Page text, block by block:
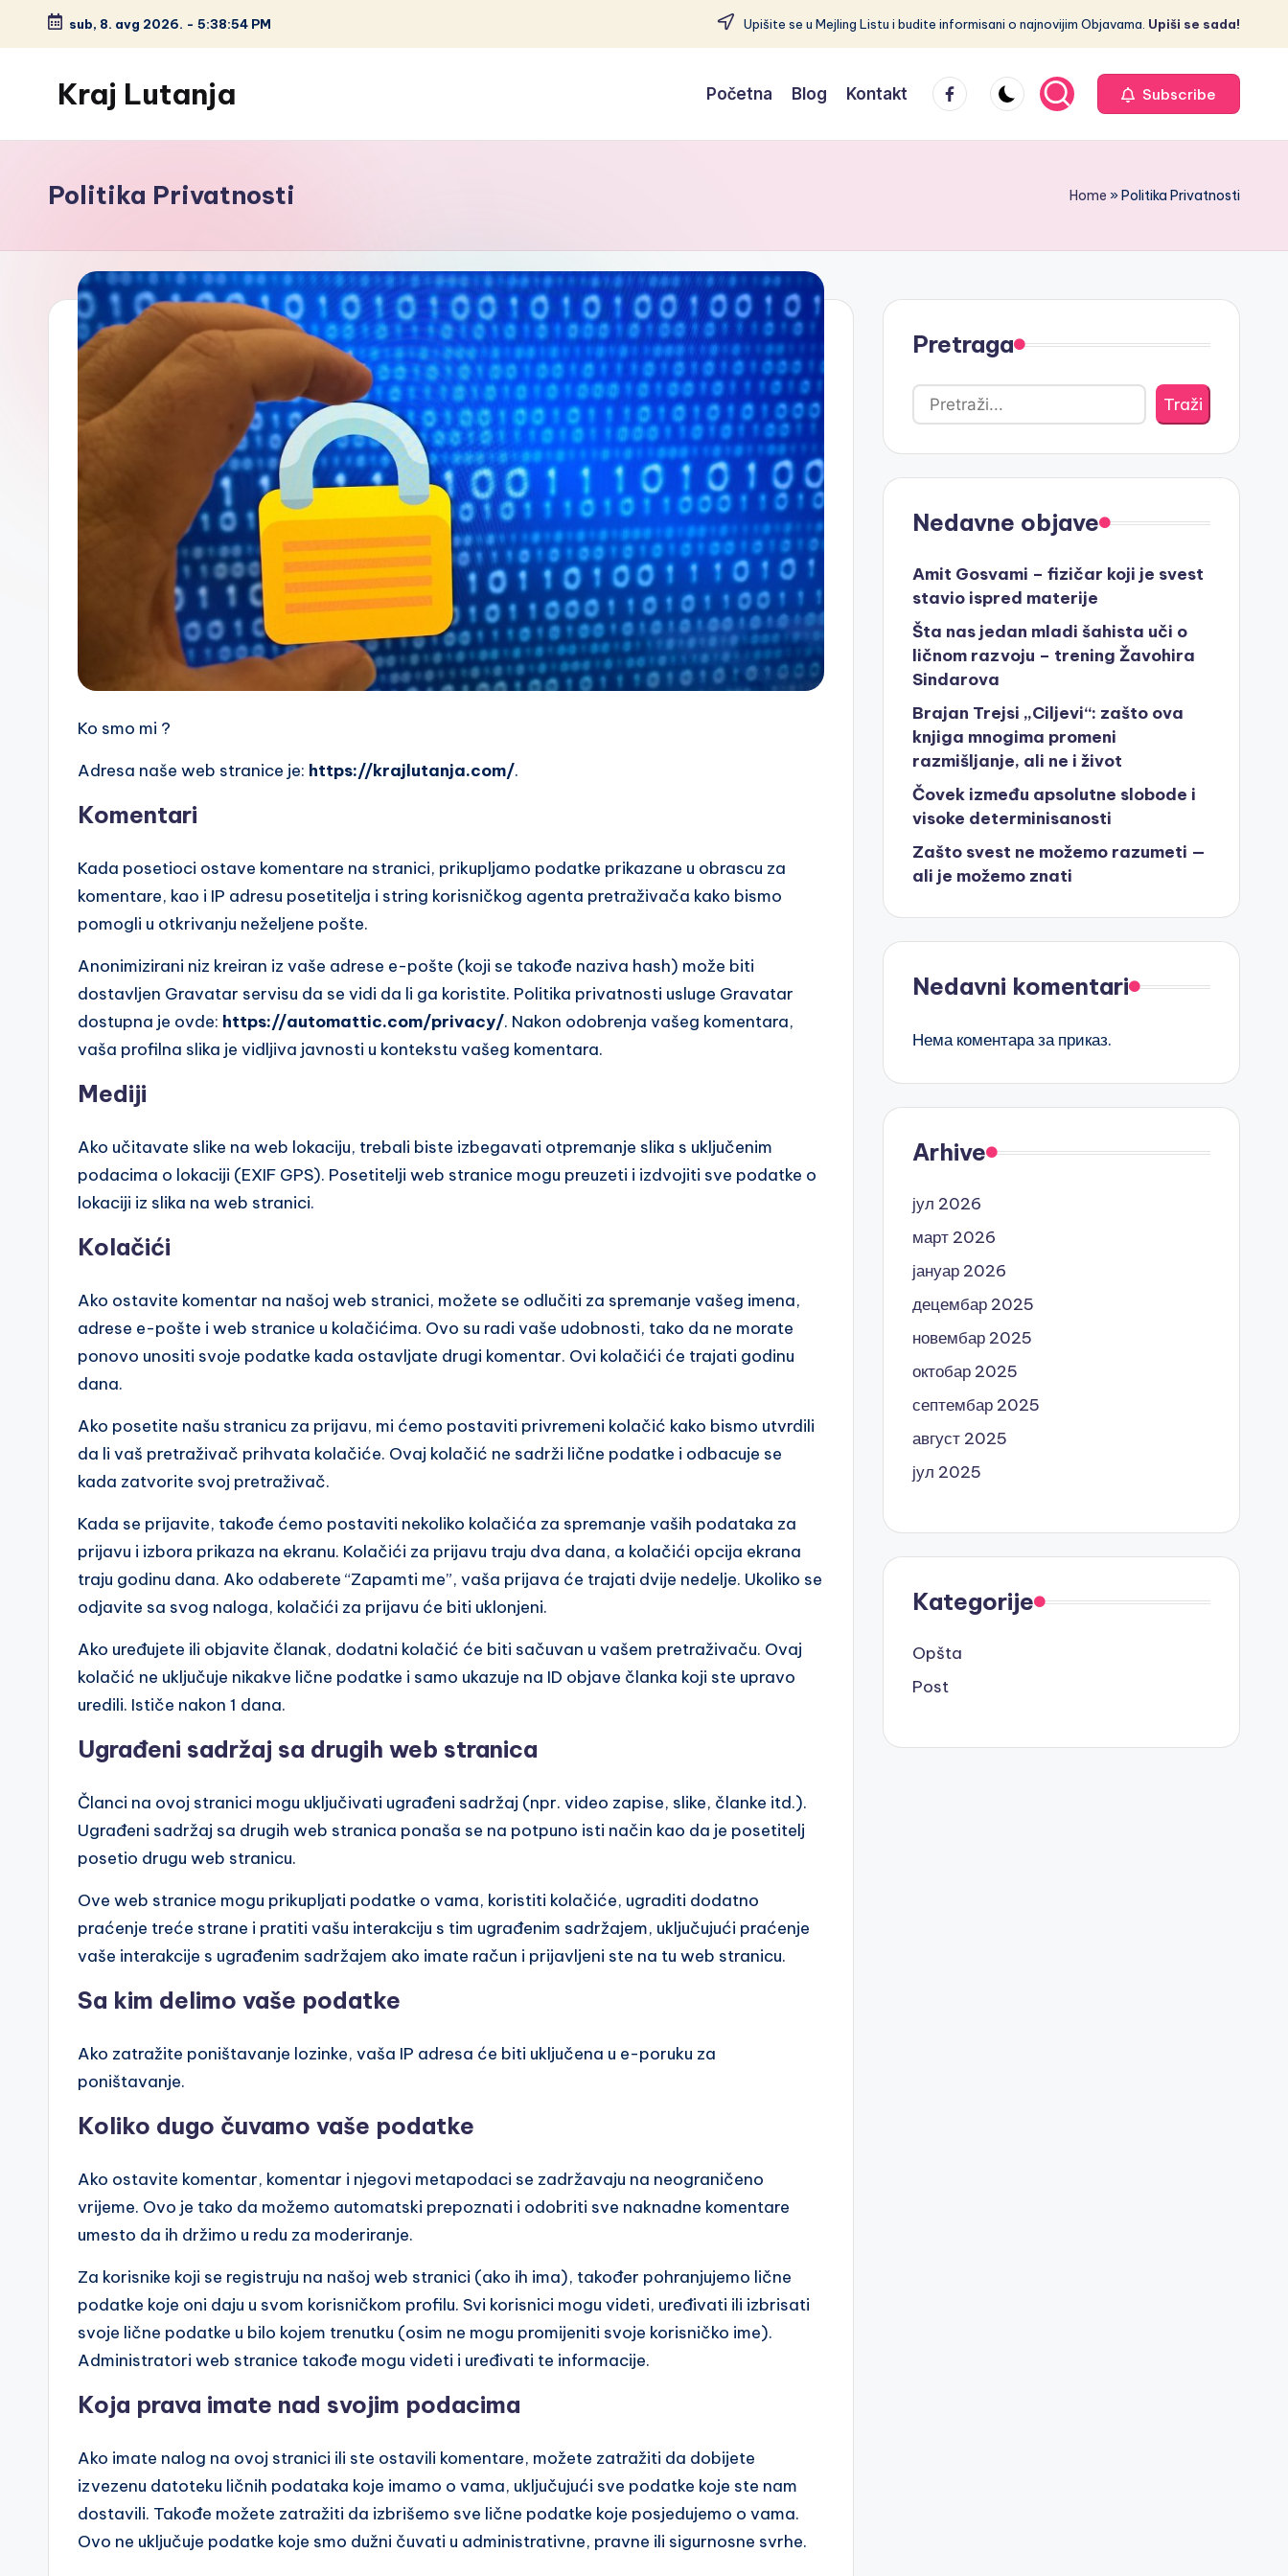
Skip
content
sub, 8. avg 2026. - 5:38:55 PM Upišite se u Mejling Listu i budite informisani o najnovijim Objavama. Upiši se sada!
Kraj Lutanja Početna Blog Kontakt Facebook Subscribe
Politika Privatnosti Home »Politika Privatnosti
Ko smo mi ?
Adresa naše web stranice je: https://krajlutanja.com/.
Komentari
Kada posetioci ostave komentare na stranici, prikupljamo podatke prikazane u obrascu za
komentare, kao i IP adresu posetitelja i string korisničkog agenta pretraživača kako bismo
pomogli u otkrivanju neželjene pošte.
Anonimizirani niz kreiran iz vaše adrese e-pošte (koji se takođe naziva hash) može biti
dostavljen Gravatar servisu da se vidi da li ga koristite. Politika privatnosti usluge Gravatar
dostupna je ovde: https://automattic.com/privacy/. Nakon odobrenja vašeg komentara,
vaša profilna slika je vidljiva javnosti u kontekstu vašeg komentara.
Mediji
Ako učitavate slike na web lokaciju, trebali biste izbegavati otpremanje slika s uključenim
podacima o lokaciji (EXIF GPS). Posetitelji web stranice mogu preuzeti i izdvojiti sve podatke o
lokaciji iz slika na web stranici.
Kolačići
Ako ostavite komentar na našoj web stranici, možete se odlučiti za spremanje vašeg imena,
adrese e-pošte i web stranice u kolačićima. Ovo su radi vaše udobnosti, tako da ne morate
ponovo unositi svoje podatke kada ostavljate drugi komentar. Ovi kolačići će trajati godinu
dana.
Ako posetite našu stranicu za prijavu, mi ćemo postaviti privremeni kolačić kako bismo utvrdili
da li vaš pretraživač prihvata kolačiće. Ovaj kolačić ne sadrži lične podatke i odbacuje se
kada zatvorite svoj pretraživač.
Kada se prijavite, takođe ćemo postaviti nekoliko kolačića za spremanje vaših podataka za
prijavu i izbora prikaza na ekranu. Kolačići za prijavu traju dva dana, a kolačići opcija ekrana
traju godinu dana. Ako odaberete “Zapamti me”, vaša prijava će trajati dvije nedelje. Ukoliko se
odjavite sa svog naloga, kolačići za prijavu će biti uklonjeni.
Ako uređujete ili objavite članak, dodatni kolačić će biti sačuvan u vašem pretraživaču. Ovaj
kolačić ne uključuje nikakve lične podatke i samo ukazuje na ID objave članka koji ste upravo
uredili. Ističe nakon 1 dana.
Ugrađeni sadržaj sa drugih web stranica
Članci na ovoj stranici mogu uključivati ugrađeni sadržaj (npr. video zapise, slike, članke itd.).
Ugrađeni sadržaj sa drugih web stranica ponaša se na potpuno isti način kao da je posetitelj
posetio drugu web stranicu.
Ove web stranice mogu prikupljati podatke o vama, koristiti kolačiće, ugraditi dodatno
praćenje treće strane i pratiti vašu interakciju s tim ugrađenim sadržajem, uključujući praćenje
vaše interakcije s ugrađenim sadržajem ako imate račun i prijavljeni ste na tu web stranicu.
Sa kim delimo vaše podatke
Ako zatražite poništavanje lozinke, vaša IP adresa će biti uključena u e-poruku za
poništavanje.
Koliko dugo čuvamo vaše podatke
Ako ostavite komentar, komentar i njegovi metapodaci se zadržavaju na neograničeno
vrijeme. Ovo je tako da možemo automatski prepoznati i odobriti sve naknadne komentare
umesto da ih držimo u redu za moderiranje.
Za korisnike koji se registruju na našoj web stranici (ako ih ima), također pohranjujemo lične
podatke koje oni daju u svom korisničkom profilu. Svi korisnici mogu videti, uređivati ili izbrisati
svoje lične podatke u bilo kojem trenutku (osim ne mogu promijeniti svoje korisničko ime).
Administratori web stranice takođe mogu videti i uređivati te informacije.
Koja prava imate nad svojim podacima
Ako imate nalog na ovoj stranici ili ste ostavili komentare, možete zatražiti da dobijete
izvezenu datoteku ličnih podataka koje imamo o vama, uključujući sve podatke koje ste nam
dostavili. Takođe možete zatražiti da izbrišemo sve lične podatke koje posjedujemo o vama.
Ovo ne uključuje podatke koje smo dužni čuvati u administrativne, pravne ili sigurnosne svrhe.
Pretraga
Traži
Nedavne objave
Amit Gosvami – fizičar koji je svest
stavio ispred materije
Šta nas jedan mladi šahista uči o
ličnom razvoju – trening Žavohira
Sindarova
Brajan Trejsi „Ciljevi“: zašto ova
knjiga mnogima promeni
razmišljanje, ali ne i život
Čovek između apsolutne slobode i
visoke determinisanosti
Zašto svest ne možemo razumeti —
ali je možemo znati
Nedavni komentari
Нема коментара за приказ.
Arhive
јул 2026
март 2026
јануар 2026
децембар 2025
новембар 2025
октобар 2025
септембар 2025
август 2025
јул 2025
Kategorije
Opšta
Post